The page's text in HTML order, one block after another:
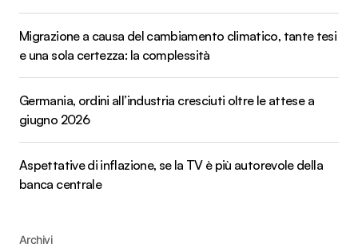
Migrazione a causa del cambiamento climatico, tante tesi
e una sola certezza: la complessità
Germania, ordini all’industria cresciuti oltre le attese a
giugno 2026
Aspettative di inflazione, se la TV è più autorevole della
banca centrale
Archivi